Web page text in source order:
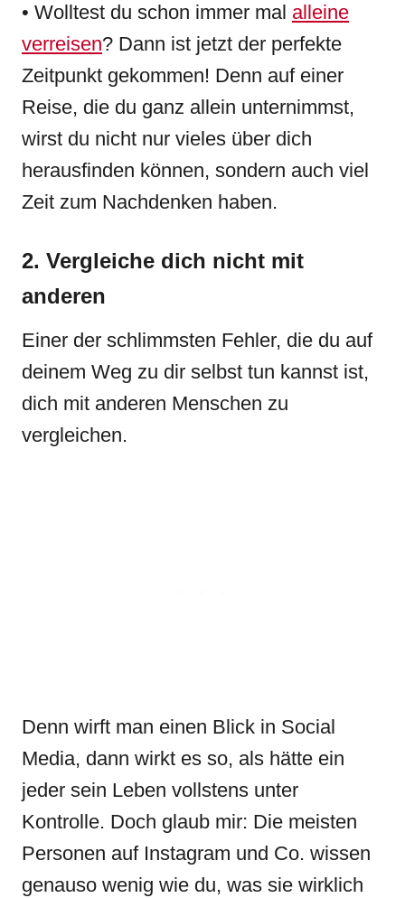
• Wolltest du schon immer mal alleine
verreisen? Dann ist jetzt der perfekte
Zeitpunkt gekommen! Denn auf einer
Reise, die du ganz allein unternimmst,
wirst du nicht nur vieles über dich
herausfinden können, sondern auch viel
Zeit zum Nachdenken haben.
2. Vergleiche dich nicht mit
anderen
Einer der schlimmsten Fehler, die du auf
deinem Weg zu dir selbst tun kannst ist,
dich mit anderen Menschen zu
vergleichen.
Denn wirft man einen Blick in Social
Media, dann wirkt es so, als hätte ein
jeder sein Leben vollstens unter
Kontrolle. Doch glaub mir: Die meisten
Personen auf Instagram und Co. wissen
genauso wenig wie du, was sie wirklich